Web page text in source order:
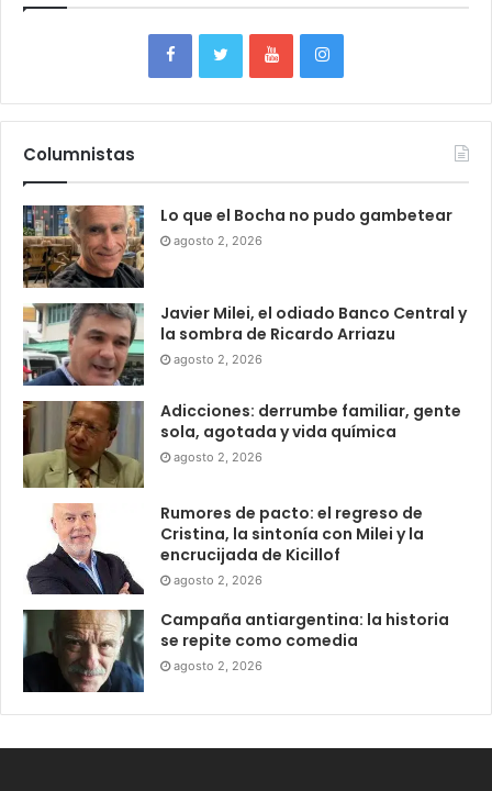
Columnistas
Lo que el Bocha no pudo gambetear
agosto 2, 2026
Javier Milei, el odiado Banco Central y
la sombra de Ricardo Arriazu
agosto 2, 2026
Adicciones: derrumbe familiar, gente
sola, agotada y vida química
agosto 2, 2026
Rumores de pacto: el regreso de
Cristina, la sintonía con Milei y la
encrucijada de Kicillof
agosto 2, 2026
Campaña antiargentina: la historia
se repite como comedia
agosto 2, 2026